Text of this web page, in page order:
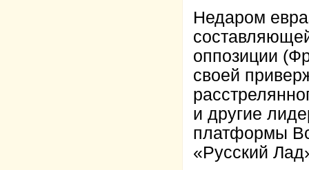
Недаром
оппозиции
своей
и другие
платформы
«Русский